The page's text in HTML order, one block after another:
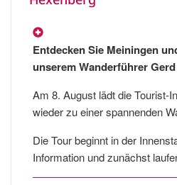
Entdecken Sie Meiningen
unserem Wanderführer
Am 8. August lädt die Tourist-
wieder zu einer spannenden
Die Tour beginnt in der
Information und zunächst